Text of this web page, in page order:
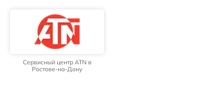
Сервисный центр ATN в
Ростове-на-Дону